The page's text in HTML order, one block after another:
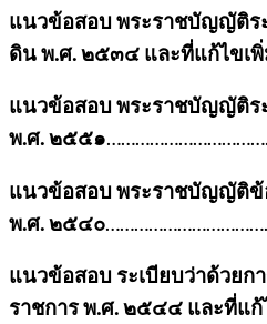
แนวข้อสอบ พระราชบัญญัติร
ดิน พ.ศ. ๒๕๓๔ และที่แก้ไขเพิ่
แนวข้อสอบ พระราชบัญญัติร
พ.ศ. ๒๕๕๑
แนวข้อสอบ พระราชบัญญัติข้
พ.ศ. ๒๕๔๐
แนวข้อสอบ ระเบียบว่าด้วยก
ราชการ พ.ศ. ๒๕๔๔ และที่แก้